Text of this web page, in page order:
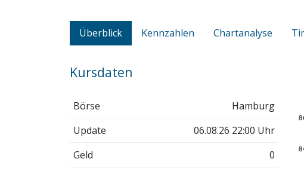
Überblick Kennzahlen Chartanalyse
Kursdaten
Börse
Hamburg
Update
06.08.26 22:00 Uhr
Geld
0